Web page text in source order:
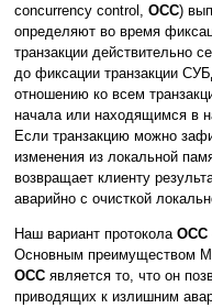
concurrency control, OCC)
определяют во время
транзакции действительно
до фиксации транзакции
отношению ко всем
начала или находящимся в
Если транзакцию можно
изменения из локальной
возвращает клиенту
аварийно с очисткой
Наш вариант протокола OCC
Основным преимуществом
OCC является то, что он
приводящих к излишним